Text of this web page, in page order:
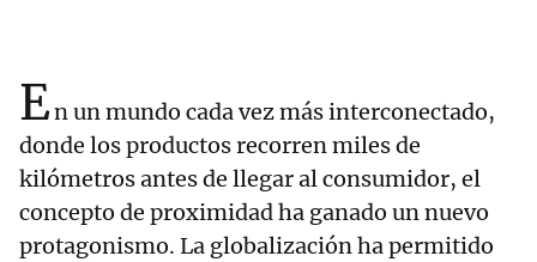
En un mundo cada vez más interconectado,
donde los productos recorren miles de
kilómetros antes de llegar al consumidor, el
concepto de proximidad ha ganado un nuevo
protagonismo. La globalización ha permitido